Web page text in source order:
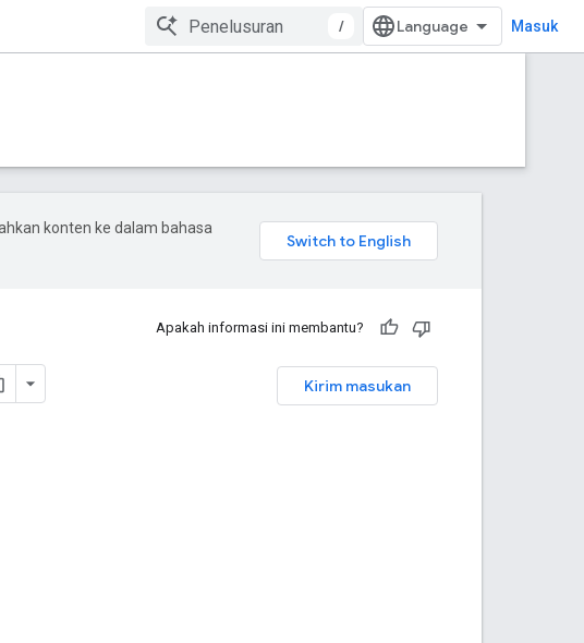
/ Masuk
konten ke dalam bahasa
Apakah informasi ini membantu?
Kirim masukan